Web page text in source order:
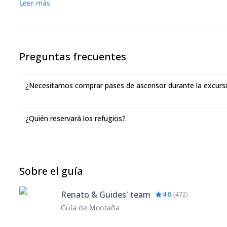
Leer más
Preguntas frecuentes
¿Necesitamos comprar pases de ascensor durante la
¿Quién reservará los refugios?
Sobre el guía
Renato & Guides' team 4.8 (472)
Guía de Montaña